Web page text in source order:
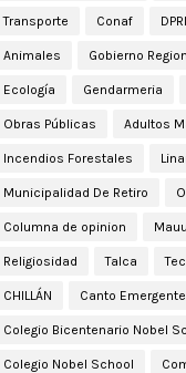
Transporte Conaf
Animales Gobierno
Ecología Gendarmeria
Obras Públicas Adultos
Incendios Forestales
Municipalidad De Retiro
Columna de opinion
Religiosidad Talca
CHILLÁN Canto Emergente
Colegio Bicentenario Nobel
Colegio Nobel School